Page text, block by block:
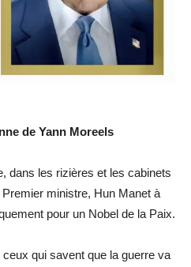
de Yann Moreels
dans les rizières et les cabinets
ministre, Hun Manet à
pour un Nobel de la Paix.
qui savent que la guerre va